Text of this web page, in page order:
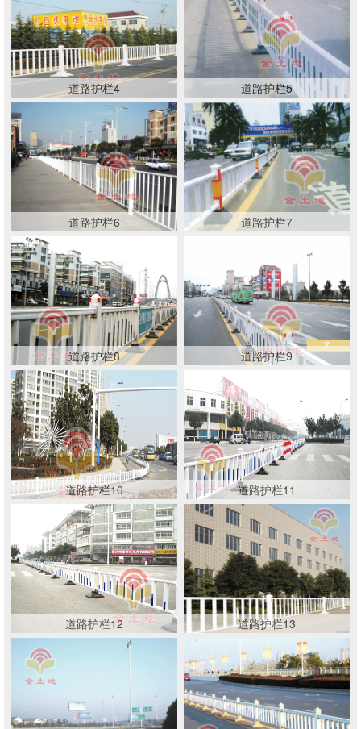
道路护栏4 道路护栏5
道路护栏6 道路护栏7
道路护栏8 道路护栏9
道路护栏10 道路护栏11
道路护栏12 道路护栏13